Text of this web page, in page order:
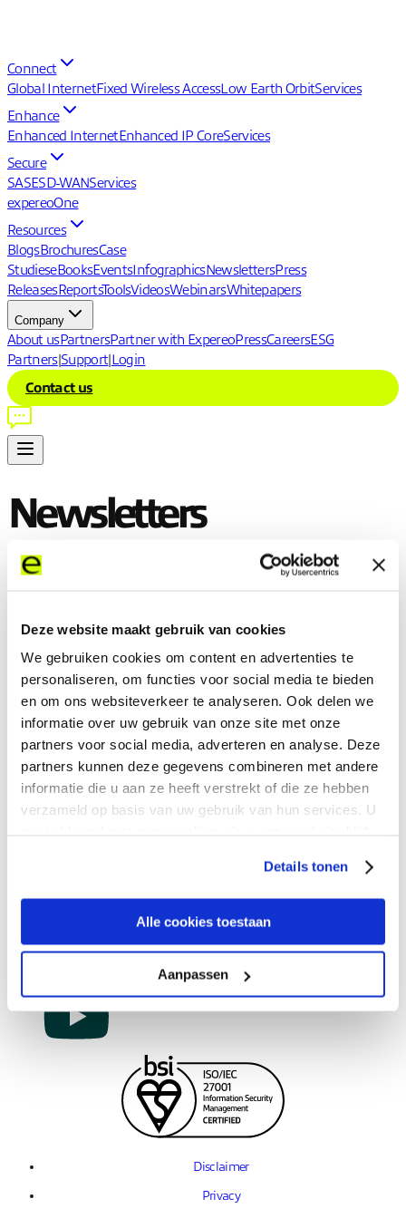
Deze website maakt gebruik van cookies
We gebruiken cookies om content en advertenties te
personaliseren, om functies voor social media te bieden
en om ons websiteverkeer te analyseren. Ook delen we
informatie over uw gebruik van onze site met onze
partners voor social media, adverteren en analyse. Deze
partners kunnen deze gegevens combineren met andere
informatie die u aan ze heeft verstrekt of die ze hebben
verzameld op basis van uw gebruik van hun services. U
Details tonen
Alle cookies toestaan
Aanpassen
Connect
Global InternetFixed Wireless AccessLow Earth OrbitServices
Enhance
Enhanced InternetEnhanced IP CoreServices
Secure
SASESD-WANServices
expereoOne
Resources
BlogsBrochuresCase
StudieseBooksEventsInfographicsNewslettersPress
ReleasesReportsToolsVideosWebinarsWhitepapers
Company
About usPartnersPartner with ExpereoPressCareersESG
Partners|Support|Login
Contact us
Newsletters
Newsletters
Company
Services
Resources
Disclaimer
Privacy